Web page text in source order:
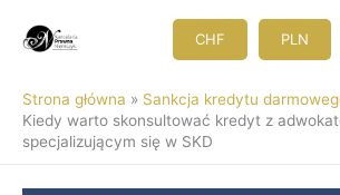
CHF PLN
Strona główna
Sankcja kredytu
Kiedy warto skonsultować kredyt z
specjalizującym się w SKD